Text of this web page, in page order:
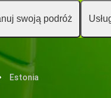
swoją podróż
Estonia